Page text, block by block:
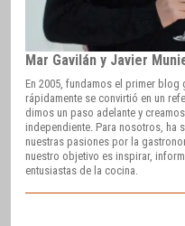
Mar Gavilán y Javier
En 2005, fundamos el primer
rápidamente se convirtió en un
dimos un paso adelante y
independiente. Para nosotros, ha
nuestras pasiones por la
nuestro objetivo es inspirar,
entusiastas de la cocina.